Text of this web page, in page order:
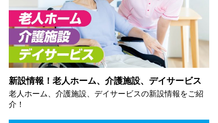
新設情報！老人ホーム、介護施設、デイサービス
老人ホーム、介護施設、デイサービスの新設情報をご紹
介！